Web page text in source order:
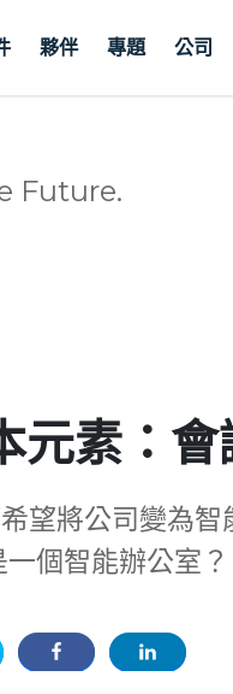
夥伴 專題 公司
Future.
元素：
望將公司變為
個智能辦公室？